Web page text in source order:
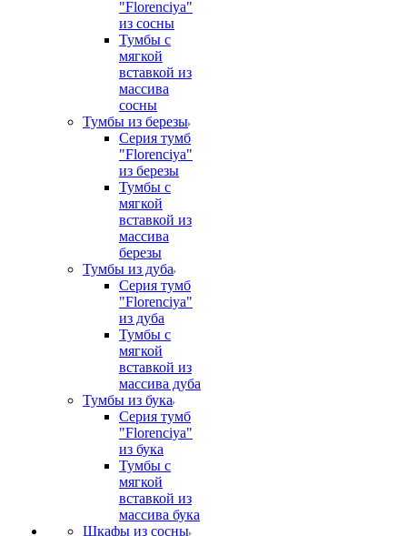
"Florenciya"
из сосны
Тумбы с
мягкой
вставкой из
массива
сосны
Тумбы из березы
Серия тумб
"Florenciya"
из березы
Тумбы с
мягкой
вставкой из
массива
березы
Тумбы из дуба
Серия тумб
"Florenciya"
из дуба
Тумбы с
мягкой
вставкой из
массива дуба
Тумбы из бука
Серия тумб
"Florenciya"
из бука
Тумбы с
мягкой
вставкой из
массива бука
Шкафы из сосны